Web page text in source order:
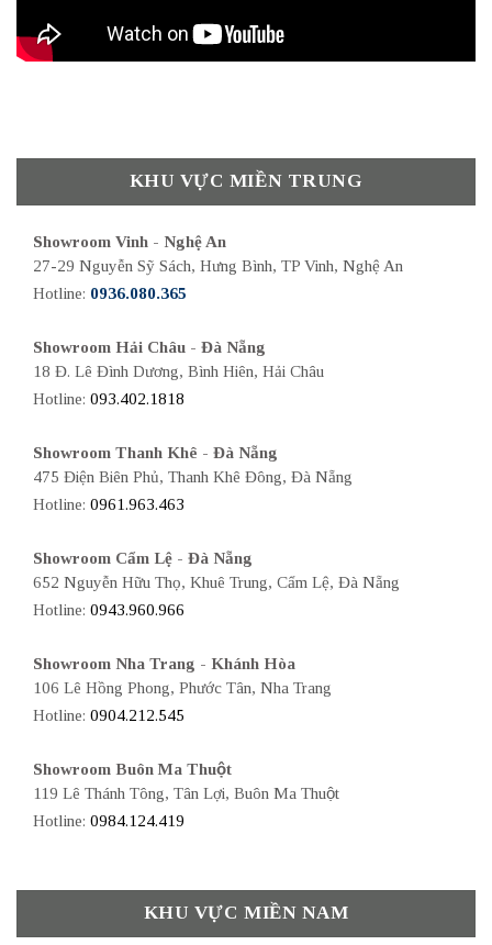
KHU VỰC MIỀN TRUNG
Showroom Vinh - Nghệ An
27-29 Nguyễn Sỹ Sách, Hưng Bình, TP Vinh, Nghệ An
Hotline: 0936.080.365
Showroom Hải Châu - Đà Nẵng
18 Đ. Lê Đình Dương, Bình Hiên, Hải Châu
Hotline: 093.402.1818
Showroom Thanh Khê - Đà Nẵng
475 Điện Biên Phủ, Thanh Khê Đông, Đà Nẵng
Hotline: 0961.963.463
Showroom Cẩm Lệ - Đà Nẵng
652 Nguyễn Hữu Thọ, Khuê Trung, Cẩm Lệ, Đà Nẵng
Hotline: 0943.960.966
Showroom Nha Trang - Khánh Hòa
106 Lê Hồng Phong, Phước Tân, Nha Trang
Hotline: 0904.212.545
Showroom Buôn Ma Thuột
119 Lê Thánh Tông, Tân Lợi, Buôn Ma Thuột
Hotline: 0984.124.419
KHU VỰC MIỀN NAM